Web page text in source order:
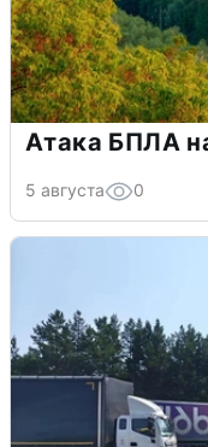
Атака БПЛА
5 августа 0